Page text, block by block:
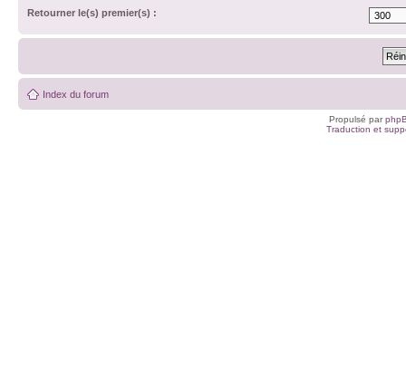
Retourner le(s) premier(s) :
Index du forum
Propulsé par
Traduction et